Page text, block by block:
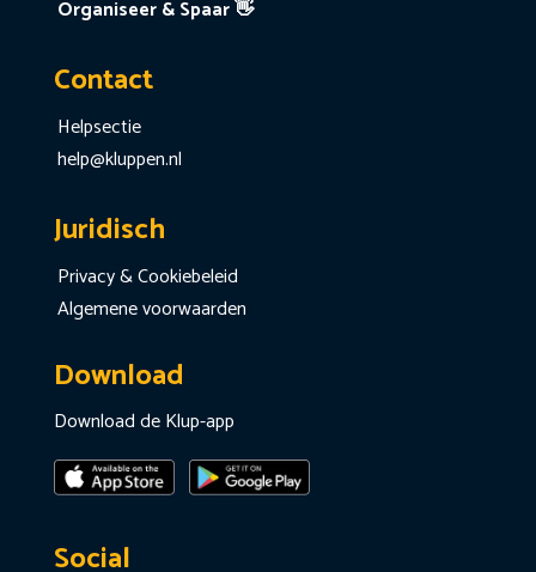
Organiseer & Spaar 👋
Contact
Helpsectie
help@kluppen.nl
Juridisch
Privacy & Cookiebeleid
Algemene voorwaarden
Download
Download de Klup-app
Social